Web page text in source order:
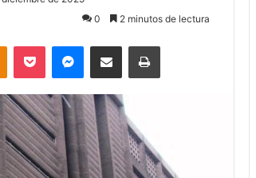
0
2 minutos de lectura